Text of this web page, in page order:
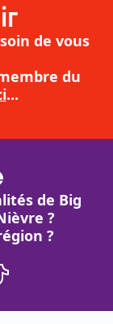
de vous
du
...
de Big
?
?